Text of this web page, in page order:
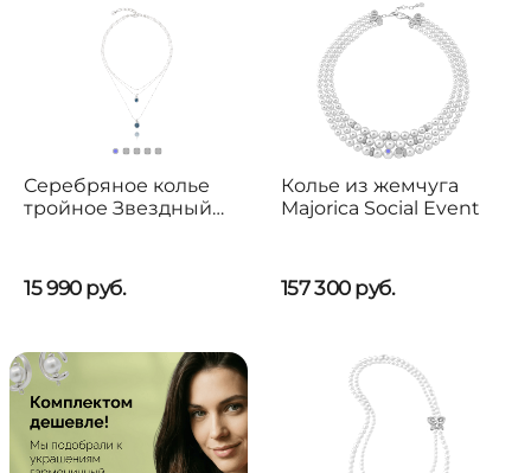
Серебряное колье
тройное Звездный
15 990 руб.
Колье из жемчуга
Majorica Social Event
157 300 руб.